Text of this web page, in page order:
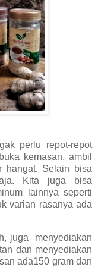
perlu repot-repot
kemasan, ambil
hangat. Selain bisa
Kita juga bisa
lainnya seperti
varian rasanya ada
juga menyediakan
dan menyediakan
ada150 gram dan